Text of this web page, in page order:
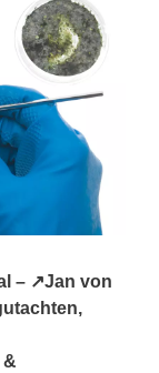
– ↗️Jan von